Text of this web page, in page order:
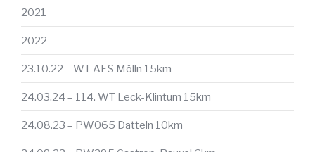
2021
2022
23.10.22 – WT AES Mölln 15km
24.03.24 – 114. WT Leck-Klintum 15km
24.08.23 – PW065 Datteln 10km